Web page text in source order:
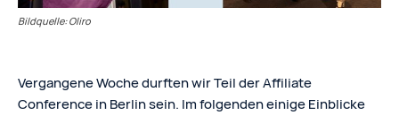
Bildquelle: Oliro
Vergangene Woche durften wir Teil der Affiliate
Conference in Berlin sein. Im folgenden einige Einblicke